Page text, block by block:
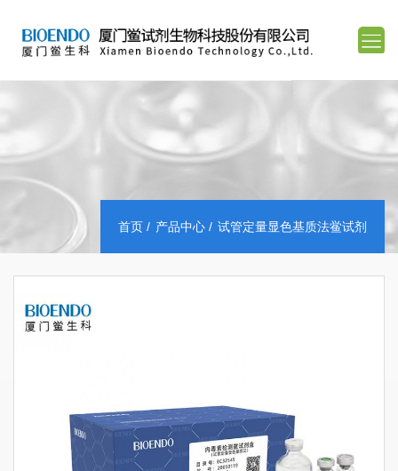
首页 产品中心 试管定量显色基质法鲎试剂